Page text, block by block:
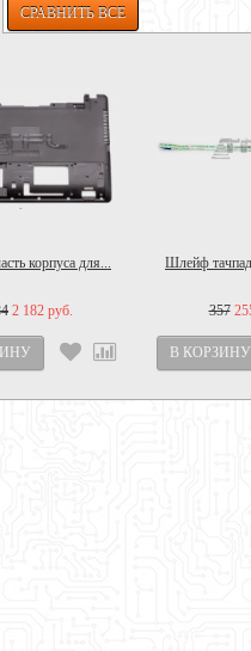
корпуса для...
2 182 руб.
Шлейф
357